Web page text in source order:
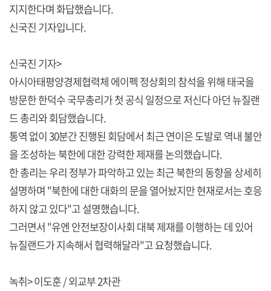
지지한다며 화답했습니다.
신국진 기자입니다.
신국진 기자>
아시아태평양경제협력체 에이펙 정상회의 참석을 위해 태국을
방문한 한덕수 국무총리가 첫 공식 일정으로 저신다 아던 뉴질랜
드 총리와 회담했습니다.
통역 없이 30분간 진행된 회담에서 최근 연이은 도발로 역내 불안
을 조성하는 북한에 대한 강력한 제재를 논의했습니다.
한 총리는 우리 정부가 파악하고 있는 최근 북한의 동향을 상세히
설명하며 "북한에 대한 대화의 문을 열어놨지만 현재로서는 호응
하지 않고 있다"고 설명했습니다.
그러면서 "유엔 안전보장이사회 대북 제재를 이행하는 데 있어
뉴질랜드가 지속해서 협력해달라"고 요청했습니다.
녹취> 이도훈 / 외교부 2차관